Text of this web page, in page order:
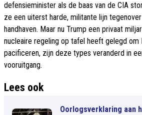
defensieminister als de baas van de CIA
ze een uiterst harde, militante lijn
handhaven. Maar nu Trump een privaat
nucleaire regeling op tafel heeft gelegd om
pacificeren, zijn deze types veranderd in
vooruitgang.
Lees ook
Oorlogsverklaring aan